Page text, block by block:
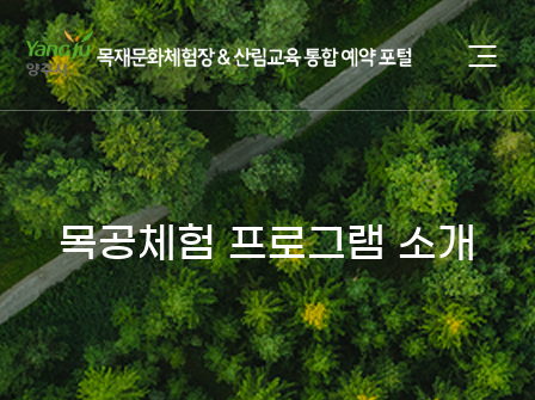
목공체험 프로그램 소개